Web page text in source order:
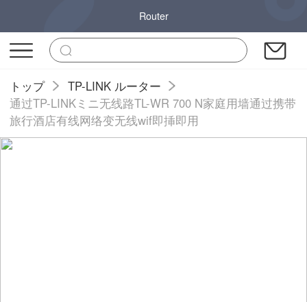
Router
トップ
TP-LINK ルーター
通过TP-LINKミニ无线路TL-WR 700 N家庭用墙通过携带
旅行酒店有线网络变无线wif即挿即用